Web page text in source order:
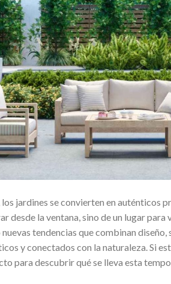
jardines se convierten en auténticos
desde la ventana, sino de un lugar
tendencias que combinan
y conectados con la naturaleza. Si
para descubrir qué se lleva esta